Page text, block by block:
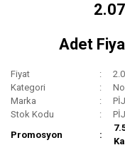
Adet
Fiyat
Kategori
Marka
Stok Kodu
Promosyon